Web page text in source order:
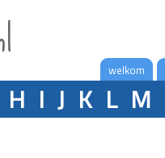
welkom
H I J K L M